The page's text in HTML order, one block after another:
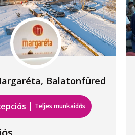
Balatonfüred
Teljes munkaidős